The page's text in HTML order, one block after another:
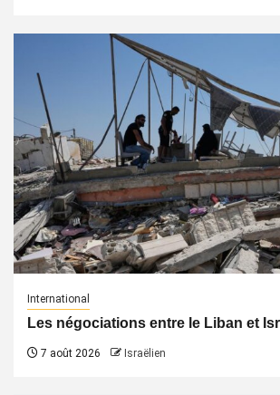
International
Les négociations entre le Liban et
7 août 2026 Israëlien